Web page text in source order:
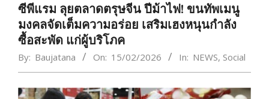
ซีพีแรม ลุยตลาดตรุษจีน ปีม้าไฟ! ขนทัพเมนู
มงคลจัดเต็มความอร่อย เสริมเฮงหนุนกำลัง
ซื้อสะพัด แก่ผู้บริโภค
By: Baujatana On: 15/02/2026 In: NEWS, Social